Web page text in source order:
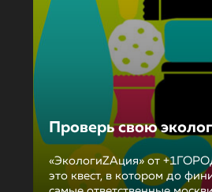
Проверь свою
«ЭкологиZAция» от
это квест, в котором до